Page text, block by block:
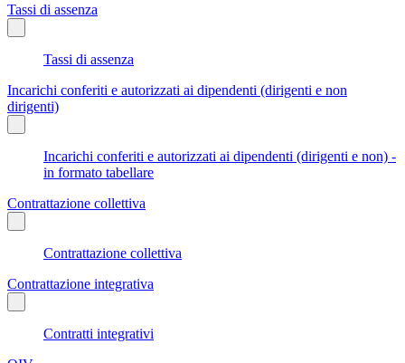
Tassi di assenza
Tassi di assenza
Incarichi conferiti e autorizzati ai dipendenti (dirigenti e non
dirigenti)
Incarichi conferiti e autorizzati ai dipendenti (dirigenti e non) -
in formato tabellare
Contrattazione collettiva
Contrattazione collettiva
Contrattazione integrativa
Contratti integrativi